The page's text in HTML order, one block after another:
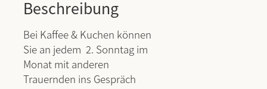
Beschreibung
Bei Kaffee & Kuchen können
Sie an jedem 2. Sonntag im
Monat mit anderen
Trauernden ins Gespräch